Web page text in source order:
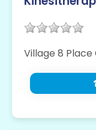
Village 8 Place